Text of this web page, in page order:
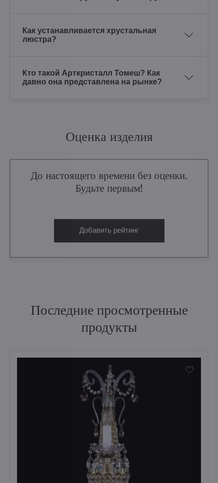
Как устанавливается хрустальная
люстра?
Кто такой Арткристалл Томеш? Как
давно она представлена на рынке?
Оценка изделия
До настоящего времени без оценки.
Будьте первым!
Добавить рейтинг
Последние просмотренные
продукты